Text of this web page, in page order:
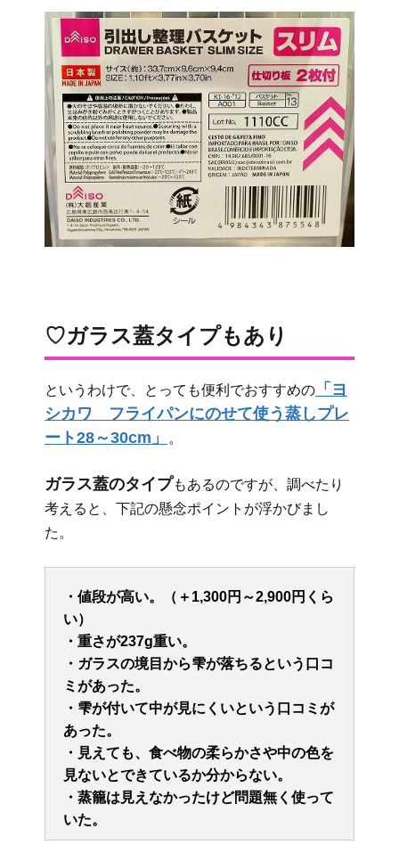
♡ガラス蓋タイプもあり
というわけで、とっても便利でおすすめの 「ヨ
シカワ フライパンにのせて使う蒸しプレ
ート28～30cm」
。
ガラス蓋のタイプもあるのですが、調べたり
考えると、下記の懸念ポイントが浮かびまし
た。
・値段が高い。（＋1,300円～2,900円くら
い）
・重さが237g重い。
・ガラスの境目から雫が落ちるという口コ
ミがあった。
・雫が付いて中が見にくいという口コミが
あった。
・見えても、食べ物の柔らかさや中の色を
見ないとできているか分からない。
・蒸籠は見えなかったけど問題無く使って
いた。